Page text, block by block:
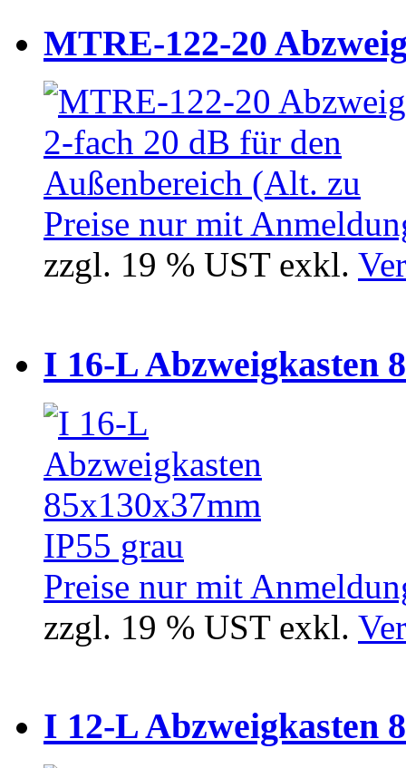
MTRE-122-20
Preise nur mit
zzgl. 19 % UST exkl.
I 16-L Abzweigkasten
Preise nur mit
zzgl. 19 % UST exkl.
I 12-L Abzweigkasten